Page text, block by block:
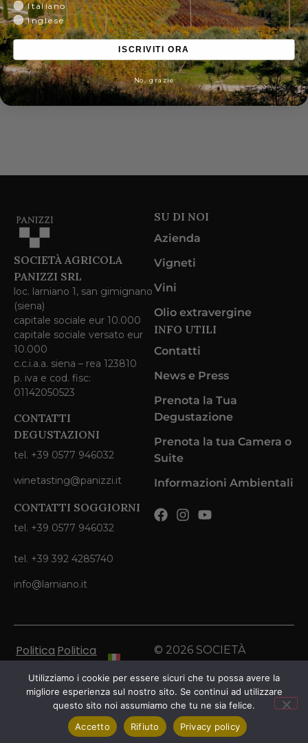
SOCIETÀ AGRICOLA
PANIZZI SRL
loc. larniano 1, san gimignano
(siena)
capitale sociale eur 10.000
capitale sociale versato eur
10.000
c.c.i.a.a. siena – rea 123810
p. iva e cod. fisc:
01142050523
CONTATTI
DEGUSTAZIONI
tel. +39 0577 946032
winetasting@panizzi.it
CONTATTI SOGGIORNI
tel. +39 0577 946032
tel. +39 392 4285740
info@larniano.it
SU DI NOI
Azienda
Vigneti
Vini
Olio extravergine
INFO UTILI
Contatti
News e Press
Prenota la Tua
Degustazione
Prenota la tua Camera o
Suite
Informazioni Ambientali
© 2026 SOCIETÀ
Tutti I Diritti Riservati.
Politica
Privacy
Politica
cookie
Inglese
Utilizziamo i cookie per essere sicuri che tu possa avere la
migliore esperienza sul nostro sito. Se continui ad utilizzare
questo sito noi assumiamo che tu ne sia felice.
Accetto
Rifiuto Privacy policy
Italiano
Inglese
ISCRIVITI ORA
No, grazie